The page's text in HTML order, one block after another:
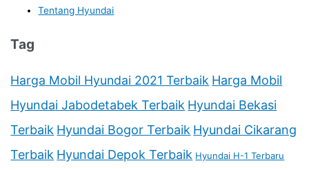
Tentang Hyundai
Tag
Harga Mobil Hyundai 2021 Terbaik Harga Mobil
Hyundai Jabodetabek Terbaik Hyundai Bekasi
Terbaik Hyundai Bogor Terbaik Hyundai Cikarang
Terbaik Hyundai Depok Terbaik Hyundai H-1 Terbaru